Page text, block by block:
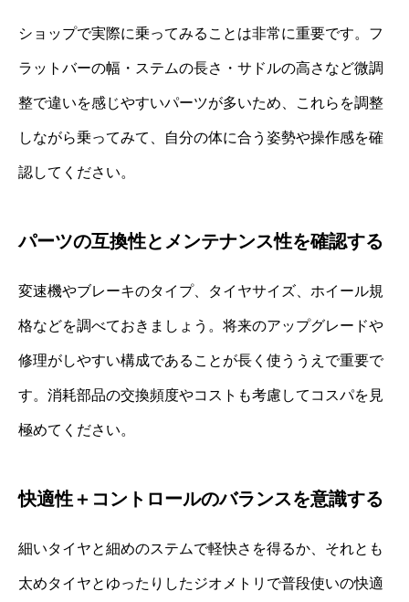
ショップで実際に乗ってみることは非常に重要です。フ
ラットバーの幅・ステムの長さ・サドルの高さなど微調
整で違いを感じやすいパーツが多いため、これらを調整
しながら乗ってみて、自分の体に合う姿勢や操作感を確
認してください。
パーツの互換性とメンテナンス性を確認する
変速機やブレーキのタイプ、タイヤサイズ、ホイール規
格などを調べておきましょう。将来のアップグレードや
修理がしやすい構成であることが長く使ううえで重要で
す。消耗部品の交換頻度やコストも考慮してコスパを見
極めてください。
快適性＋コントロールのバランスを意識する
細いタイヤと細めのステムで軽快さを得るか、それとも
太めタイヤとゆったりしたジオメトリで普段使いの快適